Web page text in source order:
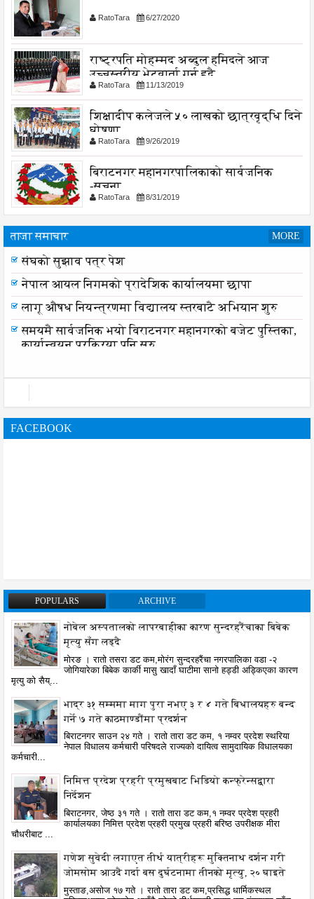
RatoTara 6/27/2020
राष्ट्रपति मोहम्मद अब्दुल हमिदले आज
उच्चस्तरीय भेटवार्ता गर्नु हुदै,
RatoTara 11/13/2019
शिक्षादीप कलेजले ५० लाखको छात्रवृद्धि दिने
घोषणा
RatoTara 9/26/2019
बिराटनगर महानगरपालिकाको सार्वजनिक
-सुचना
RatoTara 8/31/2019
ताजा समाचार MORE
संघको सुझाव पत्र पेश
नेपाल आयल निगमको प्रादेशिक कार्यालयमा छापा
लागू औषध नियन्त्रणमा विद्यालय स्तरबाटै अभियान शुरु
समयमै सार्वजनिक भयो विराटनगर महानगरको बजेट पुस्तिका,
कार्यान्वयन प्रक्रिया पनि सुरु
FACEBOOK
POPULARS ARCHIVE
नोबेल अस्पतालको लापरबाहीका कारण सुन्दरहरैंचाका बिबेक
मृत्यु सँग लड्दै
मोरङ । रातो तसरा डट कम,मोरंग सुन्दरहरैंचा नगरपालिका वडा -२
जोगियारेका बिबेक कार्की मासु खादाँ घाटीमा सानो हड्डी अड्किएका कारण
मृत्यु को सैय्...
भाद्र ३१ सम्ममा माग पुरा नभए ३ र ४ गते बिधालयहरु बन्द
गर्ने ७ गते काठमाण्डौंमा प्रदर्शन
बिराटनगर साउन २४ गते । रातो तारा डट कम, १ नम्वर प्रदेश स्थरिया
नेपाल विधालय कर्मचारी परिषदले राज्यको दायित्व सामुदायिक विधालयका
कर्मचारी...
निमित्त प्रदेश प्रहरी प्रमुखबाट भिडियो कन्फ्रेन्सद्वारा
निर्देशन
बिराटनगर, जेष्ठ ३१ गते । रातो तारा डट कम,१ नम्वर प्रदेश प्रहरी
कार्यालयका निमित्त प्रदेश प्रहरी प्रमुख प्रहरी बरिष्ठ उपरीक्षक मीरा
चौधरीबाट ...
गणेश सुवेदी लगाएत तीर्थ यात्रीहरू मुक्तिनाथ दर्शन गरी
जोमसोम आउदै गर्दा बस दुर्घटनामा तीनको मृत्यु, २० घाइते
मुस्ताङ,असोज १७ गते । रातो तारा डट कम,प्रसिद्ध धार्मिकस्थल